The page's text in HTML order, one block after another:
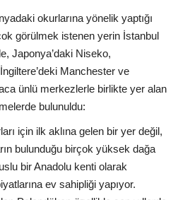
okurlarına yönelik yaptığı
görülmek istenen yerin İstanbul
Japonya’daki Niseko,
Manchester ve
ünlü merkezlerle birlikte yer alan
bulunuldu:
için ilk aklına gelen bir yer değil,
bulunduğu birçok yüksek dağa
bir Anadolu kenti olarak
ev sahipliği yapıyor.